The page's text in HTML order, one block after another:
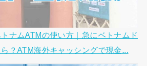
トナムATMの使い方｜急にベトナムド
？ATM海外キャッシングで現金...